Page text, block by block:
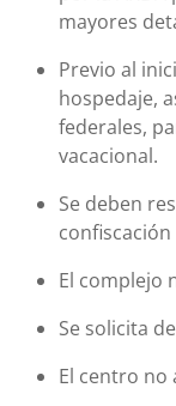
mayores
Previo al
hospedaje,
federales,
vacacional.
Se deben
El complejo
Se solicita
El centro no